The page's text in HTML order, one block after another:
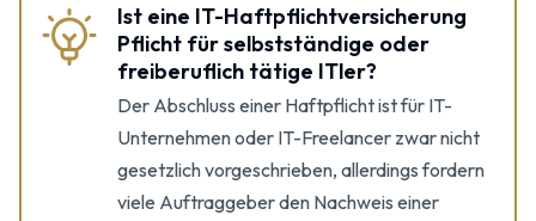
Ist eine IT-Haftpflicht­versicherung
Pflicht für selbstständige oder
freiberuflich tätige ITler?
Der Abschluss einer Haftpflicht ist für IT-
Unternehmen oder IT-Freelancer zwar nicht
gesetzlich vorgeschrieben, allerdings fordern
viele Auftraggeber den Nachweis einer